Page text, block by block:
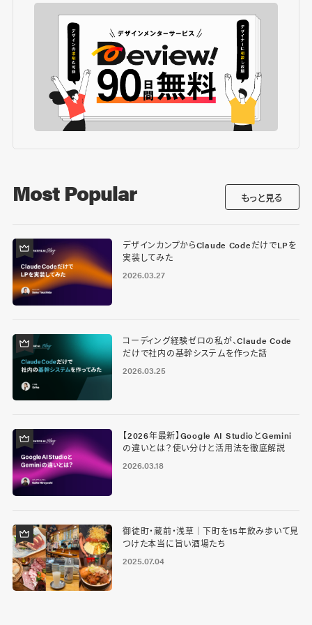
Most Popular もっと見る
デザインカンプからClaude CodeだけでLPを
実装してみた
2026.03.27
コーディング経験ゼロの私が、Claude Code
だけで社内の基幹システムを作った話
2026.03.25
【2026年最新】Google AI StudioとGemini
の違いとは？使い分けと活用法を徹底解説
2026.03.18
御徒町・蔵前・浅草｜下町を15年飲み歩いて見
つけた本当に旨い酒場たち
2025.07.04